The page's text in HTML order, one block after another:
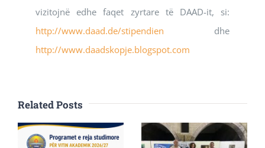
vizitojnë edhe faqet zyrtare të DAAD-it, si:
http://www.daad.de/stipendien dhe
http://www.daadskopje.blogspot.com
Related Posts